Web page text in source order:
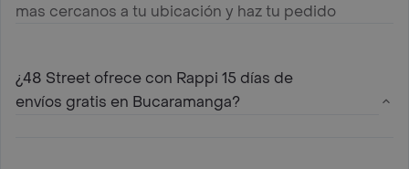
mas cercanos a tu ubicación y haz tu pedido
¿48 Street ofrece con Rappi 15 días de
envíos gratis en Bucaramanga?